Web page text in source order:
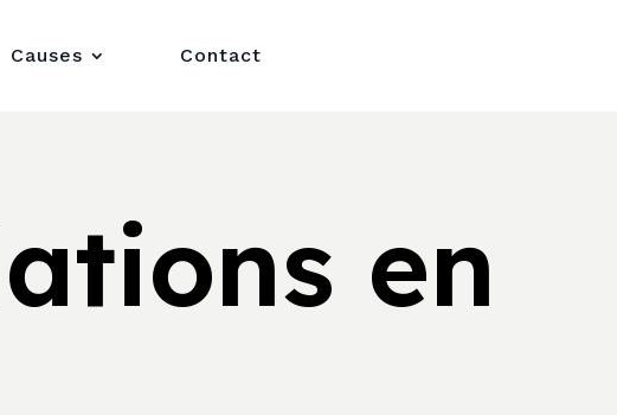
Causes Contact
en